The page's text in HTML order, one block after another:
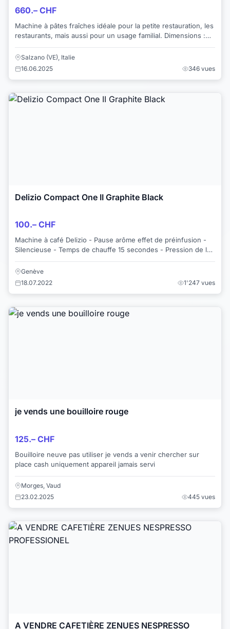
660.– CHF
Machine à pâtes fraîches idéale pour la petite restauration, les
restaurants, mais aussi pour un usage familial. Dimensions :
Salzano (VE), Italie
16.06.2025
346 vues
Delizio Compact One II Graphite Black
100.– CHF
Machine à café Delizio - Pause arôme effet de préinfusion -
Silencieuse - Temps de chauffe 15 secondes - Pression de la
pompe 19 bar - Ejectio...
Genève
18.07.2022
1'247 vues
je vends une bouilloire rouge
125.– CHF
Bouilloire neuve pas utiliser je vends a venir chercher sur
place cash uniquement appareil jamais servi
Morges, Vaud
23.02.2025
445 vues
A VENDRE CAFETIÈRE ZENUES NESPRESSO